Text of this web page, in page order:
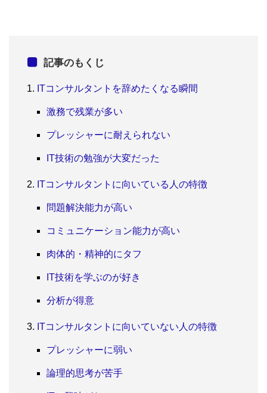
記事のもくじ
ITコンサルタントを辞めたくなる瞬間
激務で残業が多い
プレッシャーに耐えられない
IT技術の勉強が大変だった
ITコンサルタントに向いている人の特徴
問題解決能力が高い
コミュニケーション能力が高い
肉体的・精神的にタフ
IT技術を学ぶのが好き
分析が得意
ITコンサルタントに向いていない人の特徴
プレッシャーに弱い
論理的思考が苦手